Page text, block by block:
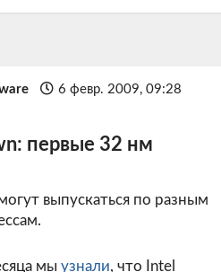
6 февр. 2009, 09:28
первые 32 нм
выпускаться по разным
мы узнали, что Intel